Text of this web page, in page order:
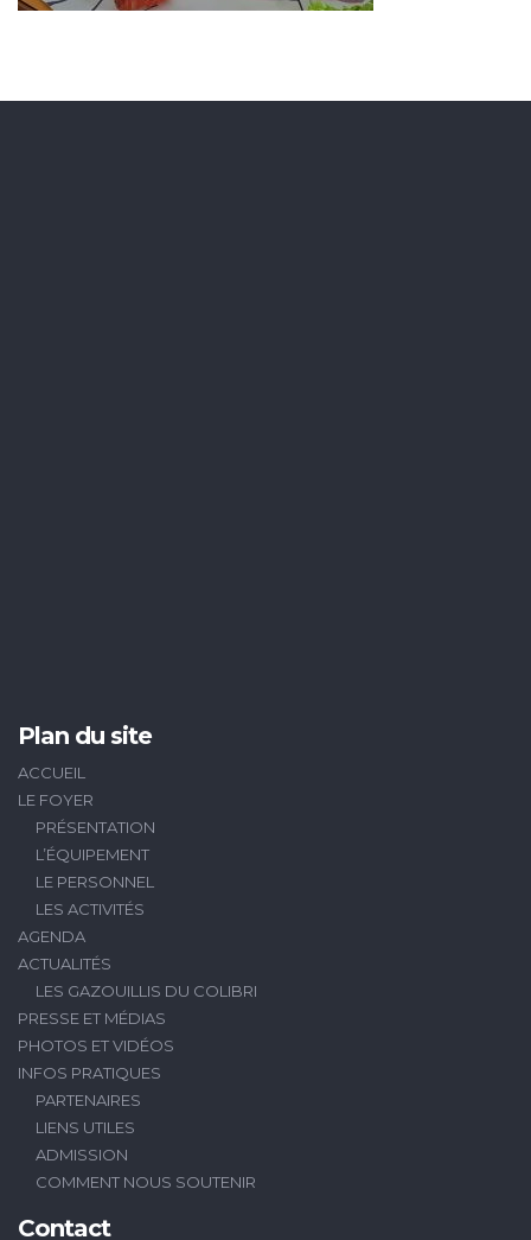
Plan du site
ACCUEIL
LE FOYER
PRÉSENTATION
L’ÉQUIPEMENT
LE PERSONNEL
LES ACTIVITÉS
AGENDA
ACTUALITÉS
LES GAZOUILLIS DU COLIBRI
PRESSE ET MÉDIAS
PHOTOS ET VIDÉOS
INFOS PRATIQUES
PARTENAIRES
LIENS UTILES
ADMISSION
COMMENT NOUS SOUTENIR
Contact